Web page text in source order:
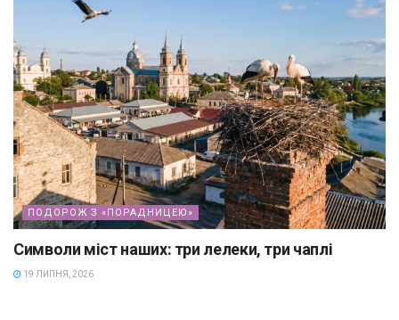
ПОДОРОЖ З «ПОРАДНИЦЕЮ»
Символи міст наших: три лелеки, три чаплі
19 ЛИПНЯ, 2026